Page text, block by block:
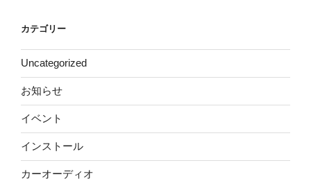
カテゴリー
Uncategorized
お知らせ
イベント
インストール
カーオーディオ